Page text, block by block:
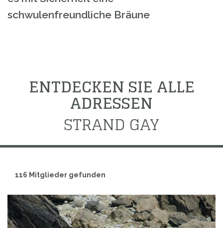
schwulenfreundliche Bräune
ENTDECKEN SIE ALLE
ADRESSEN
STRAND GAY
116 Mitglieder gefunden